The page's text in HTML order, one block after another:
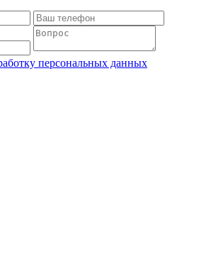
персональных данных